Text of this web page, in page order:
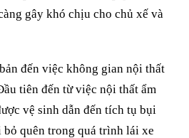
gây khó chịu cho chủ xế và
đến việc không gian nội thất
tiên đến từ việc nội thất ẩm
vệ sinh dẫn đến tích tụ bụi
quên trong quá trình lái xe